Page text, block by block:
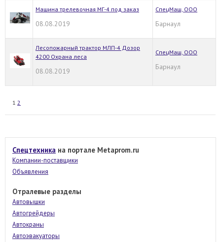
Машина трелевочная МГ-4 под заказ
08.08.2019
СпецМаш, ООО
Барнаул
Лесопожарный трактор МЛП-4 Дозор
4200 Охрана леса
08.08.2019
СпецМаш, ООО
Барнаул
1 2
Спецтехника на портале Metaprom.ru
Компании-поставщики
Объявления
Отралевые разделы
Автовышки
Автогрейдеры
Автокраны
Автоэвакуаторы